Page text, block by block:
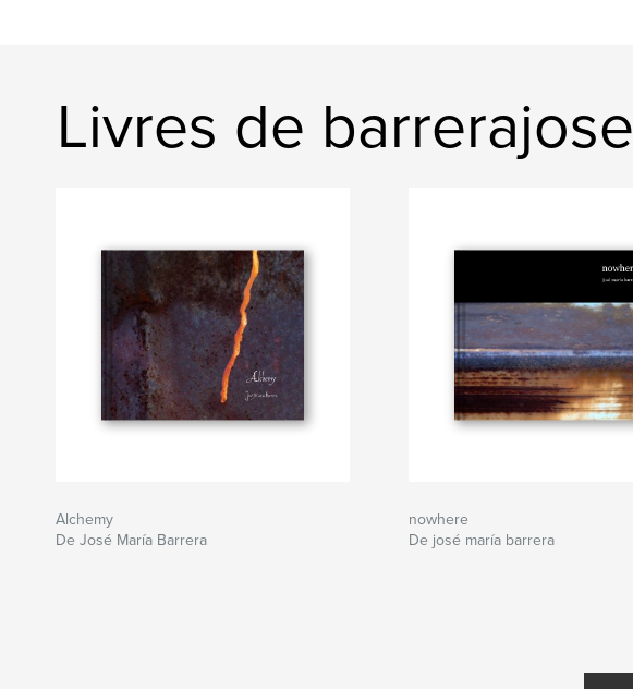
Livres de barrerajose
Alchemy
De José María Barrera
nowhere
De josé maría barrera